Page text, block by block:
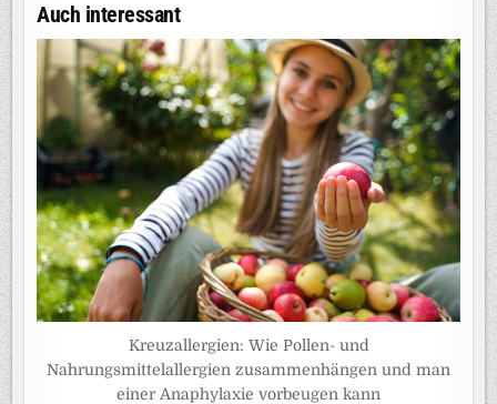
Auch interessant
Kreuzallergien: Wie Pollen- und
Nahrungsmittelallergien zusammenhängen und man
einer Anaphylaxie vorbeugen kann